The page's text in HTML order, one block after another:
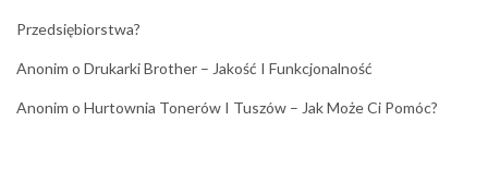
Przedsiębiorstwa?
Anonim o Drukarki Brother – Jakość I Funkcjonalność
Anonim o Hurtownia Tonerów I Tuszów – Jak Może Ci Pomóc?